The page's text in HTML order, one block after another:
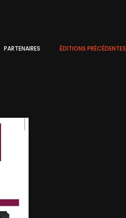
PARTENAIRES ÉDITIONS PRÉCÉDENTES